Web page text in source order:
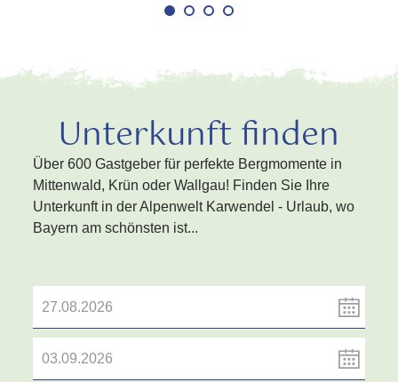
Unterkunft finden
Über 600 Gastgeber für perfekte Bergmomente in
Mittenwald, Krün oder Wallgau! Finden Sie Ihre
Unterkunft in der Alpenwelt Karwendel - Urlaub, wo
Bayern am schönsten ist...